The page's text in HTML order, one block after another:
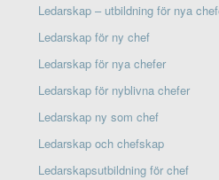
Ledarskap – utbildning för nya
Ledarskap för ny chef
Ledarskap för nya chefer
Ledarskap för nyblivna chefer
Ledarskap ny som chef
Ledarskap och chefskap
Ledarskapsutbildning för chef